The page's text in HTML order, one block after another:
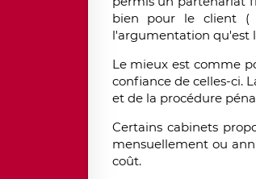
bien pour le client (
l'argumentation qu'est
Le mieux est comme
confiance de celles-ci.
et de la procédure
Certains cabinets
mensuellement ou
coût.